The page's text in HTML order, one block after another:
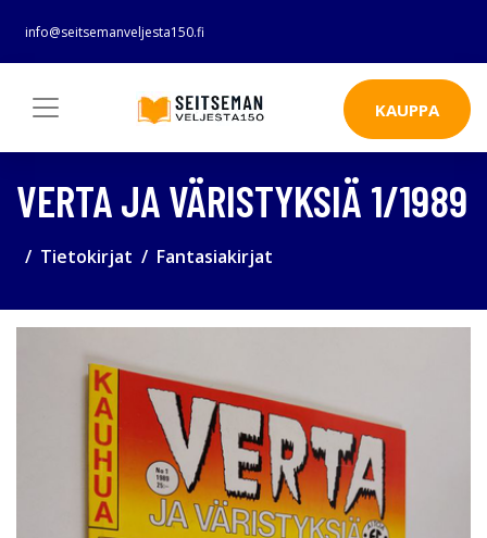
info@seitsemanveljesta150.fi
KAUPPA
VERTA JA VÄRISTYKSIÄ 1/1989
Tietokirjat Fantasiakirjat